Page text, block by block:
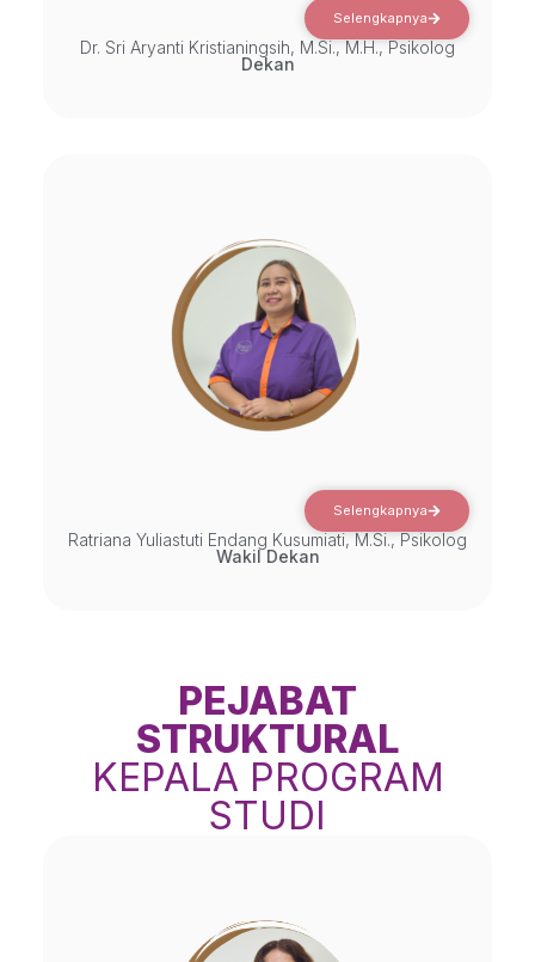
Selengkapnya
Dr. Sri Aryanti Kristianingsih, M.Si., M.H., Psikolog
Dekan
Selengkapnya
Ratriana Yuliastuti Endang Kusumiati, M.Si., Psikolog
Wakil Dekan
PEJABAT
STRUKTURAL
KEPALA PROGRAM
STUDI